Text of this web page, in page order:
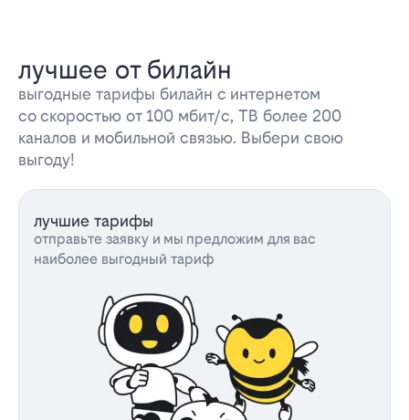
лучшее от билайн
выгодные тарифы билайн с интернетом
со скоростью от 100 мбит/с, ТВ более 200
каналов и мобильной связью. Выбери свою
выгоду!
лучшие тарифы
отправьте заявку и мы предложим для вас
наиболее выгодный тариф